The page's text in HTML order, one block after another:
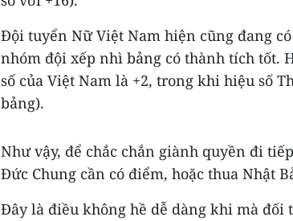
Đội tuyển Nữ Việt Nam hiện cũng đang
nhóm đội xếp nhì bảng có thành tích tốt.
số của Việt Nam là +2, trong khi hiệu số
bảng).
Như vậy, để chắc chắn giành quyền đi
Đức Chung cần có điểm, hoặc thua Nhật
Đây là điều không hề dễ dàng khi mà